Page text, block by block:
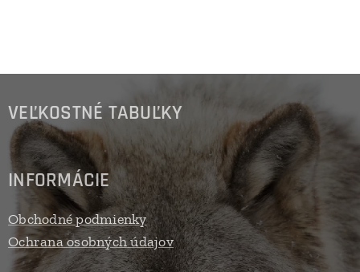
VEĽKOSTNÉ TABUĽKY
INFORMÁCIE
Obchodné podmienky
Ochrana osobných údajov